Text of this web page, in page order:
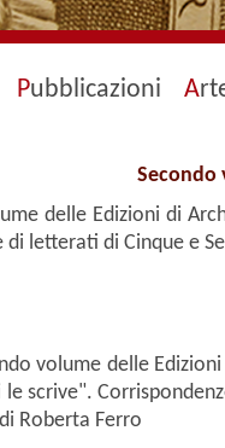
Pubblicazioni A
Secondo
delle Edizioni di
di letterati di Cinque e
volume delle
le scrive".
Roberta Ferro